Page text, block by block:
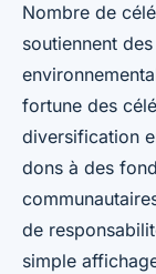
Nombre de
soutiennent
fortune des
diversification
dons à des
de
simple